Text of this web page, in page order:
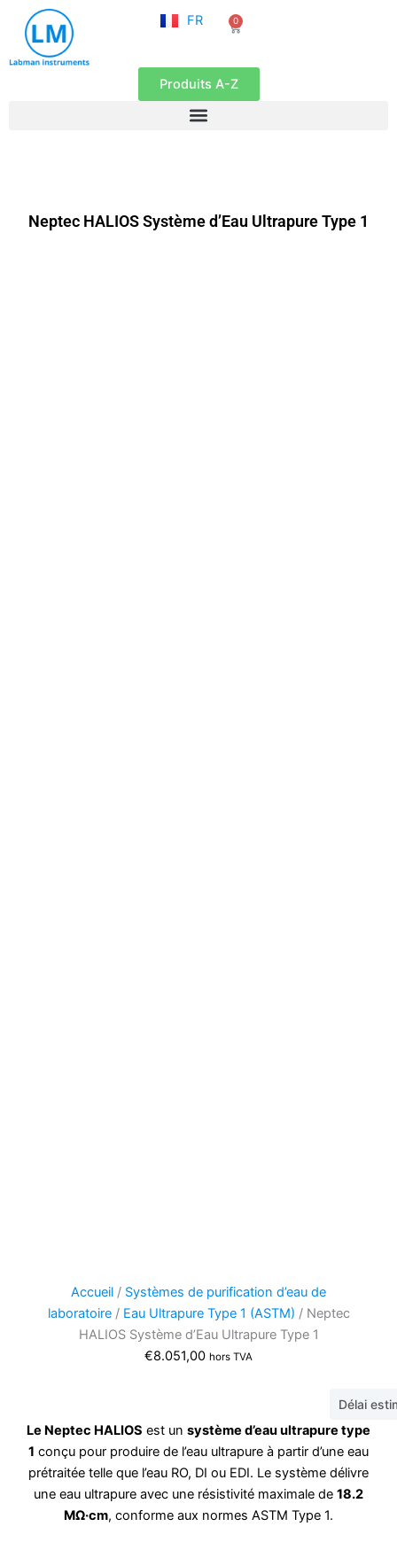
contenu
FR
EN
0
Panier
Produits A-Z
Neptec HALIOS Système d’Eau Ultrapure Type 1
Accueil / Systèmes de purification d’eau de
laboratoire/ Eau Ultrapure Type 1 (ASTM) / Neptec
HALIOS Système d’Eau Ultrapure Type 1
€8.051,00 hors TVA
Délai
Le Neptec HALIOS est un système d’eau ultrapure type
1 conçu pour produire de l’eau ultrapure à partir d’une eau
prétraitée telle que l’eau RO, DI ou EDI. Le système délivre
une eau ultrapure avec une résistivité maximale de 18.2
MΩ·cm, conforme aux normes ASTM Type 1.